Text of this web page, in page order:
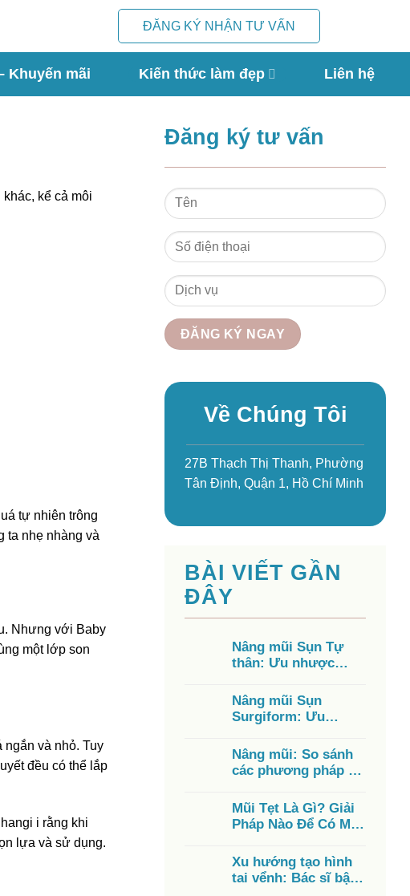
ĐĂNG KÝ NHẬN TƯ VẤN
Khuyến mãi Kiến thức làm đẹp Liên hệ
kể cả môi
tự nhiên trông
ta nhẹ nhàng và
Nhưng với Baby
một lớp son
và nhỏ. Tuy
đều có thể lắp
i rằng khi
lựa và sử dụng.
Đăng ký tư vấn
Về Chúng Tôi
27B Thạch Thị Thanh, Phường
Tân Định, Quận 1, Hồ Chí Minh
BÀI VIẾT GẦN
ĐÂY
Nâng mũi Sụn Tự
thân: Ưu nhược
không?
Nâng mũi Sụn
Surgiform: Ưu
có tốt không?
Nâng mũi: So sánh
các phương pháp từ
điểm
Mũi Tẹt Là Gì? Giải
Pháp Nào Để Có Mũi
Xu hướng tạo hình
tai vểnh: Bác sĩ bật